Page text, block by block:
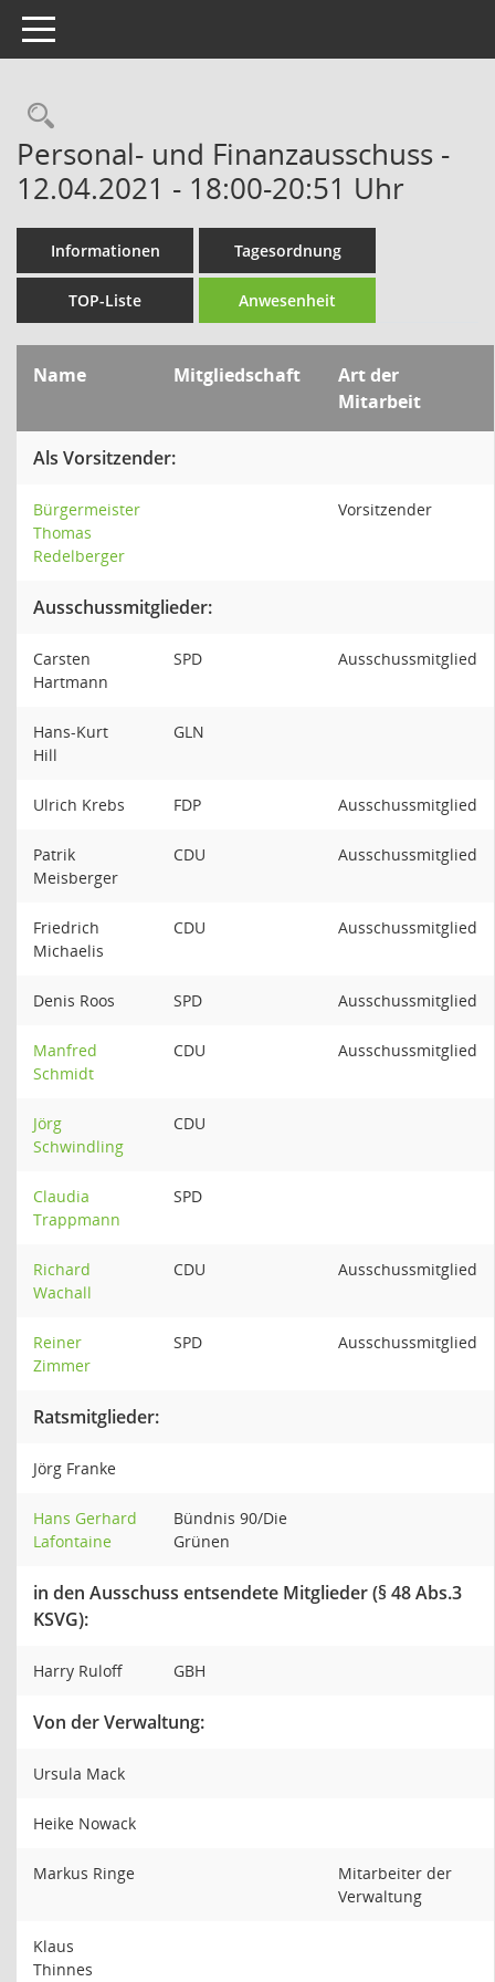
Toggle navigation
Rechercheauswahl
Personal- und Finanzausschuss -
12.04.2021 - 18:00-20:51 Uhr
Informationen Tagesordnung
TOP-Liste Anwesenheit
Name Mitgliedschaft
Art der
Mitarbeit
Als Vorsitzender:
Bürgermeister
Thomas
Redelberger
Vorsitzender
Ausschussmitglieder:
Carsten
Hartmann
SPD Ausschussmitglied
Hans-Kurt
Hill
GLN
Ulrich Krebs FDP Ausschussmitglied
Patrik
Meisberger
CDU Ausschussmitglied
Friedrich
Michaelis
CDU Ausschussmitglied
Denis Roos SPD Ausschussmitglied
Manfred
Schmidt
CDU Ausschussmitglied
Jörg
Schwindling
CDU
Claudia
Trappmann
SPD
Richard
Wachall
CDU Ausschussmitglied
Reiner
Zimmer
SPD Ausschussmitglied
Ratsmitglieder:
Jörg Franke
Hans Gerhard
Lafontaine
Bündnis 90/Die
Grünen
in den Ausschuss entsendete Mitglieder (§ 48 Abs.3
KSVG):
Harry Ruloff GBH
Von der Verwaltung:
Ursula Mack
Heike Nowack
Markus Ringe
Mitarbeiter der
Verwaltung
Klaus
Thinnes